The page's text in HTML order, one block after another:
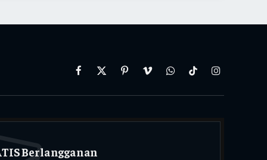
Facebook
X
PinterestVimeoWhatsAppTikTokInstagram
Berlangganan